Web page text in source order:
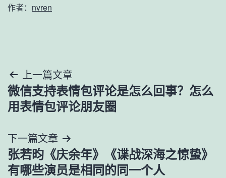
作者： nvren
文
章
航
上一篇文章
微信支持表情包评论是怎么回事？怎么
用表情包评论朋友圈
下一篇文章
张若昀《庆余年》《谍战深海之惊蛰》
有哪些演员是相同的同一个人